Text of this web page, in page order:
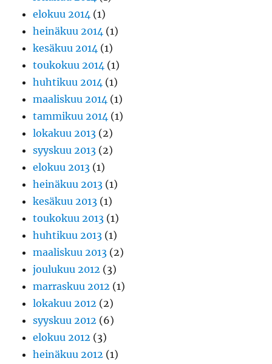
elokuu 2014 (1)
heinäkuu 2014 (1)
kesäkuu 2014 (1)
toukokuu 2014 (1)
huhtikuu 2014 (1)
maaliskuu 2014 (1)
tammikuu 2014 (1)
lokakuu 2013 (2)
syyskuu 2013 (2)
elokuu 2013 (1)
heinäkuu 2013 (1)
kesäkuu 2013 (1)
toukokuu 2013 (1)
huhtikuu 2013 (1)
maaliskuu 2013 (2)
joulukuu 2012 (3)
marraskuu 2012 (1)
lokakuu 2012 (2)
syyskuu 2012 (6)
elokuu 2012 (3)
heinäkuu 2012 (1)